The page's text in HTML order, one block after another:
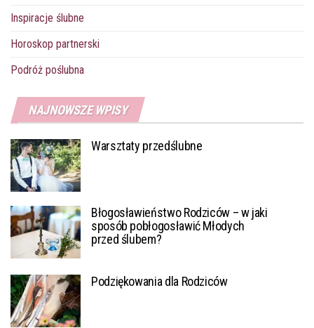
Inspiracje ślubne
Horoskop partnerski
Podróż poślubna
NAJNOWSZE WPISY
Warsztaty przedślubne
Błogosławieństwo Rodziców – w jaki
sposób pobłogosławić Młodych
przed ślubem?
Podziękowania dla Rodziców